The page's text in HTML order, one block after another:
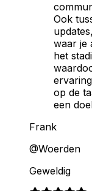
Ook
waar je
het
op de
een
Frank
@Woerden
Geweldig